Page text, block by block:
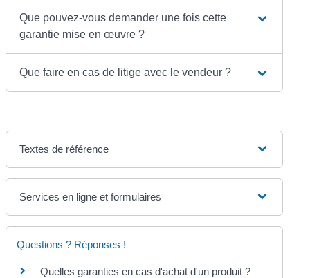
Que pouvez-vous demander une fois cette
garantie mise en œuvre ?
Que faire en cas de litige avec le vendeur ?
Textes de référence
Services en ligne et formulaires
Questions ? Réponses !
Quelles garanties en cas d'achat d'un produit ?